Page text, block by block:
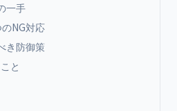
一手
NG対応
き防御策
と